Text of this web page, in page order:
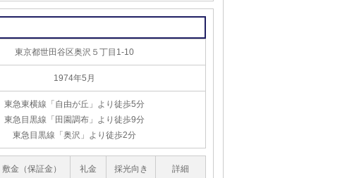
東京都世田谷区奥沢５丁目1-10
1974年5月
東急東横線「自由が丘」より徒歩5分
東急目黒線「田園調布」より徒歩9分
東急目黒線「奥沢」より徒歩2分
敷金（保証金） 礼金 採光向き 詳細